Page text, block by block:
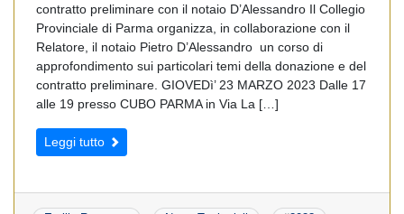
contratto preliminare con il notaio D’Alessandro Il Collegio
Provinciale di Parma organizza, in collaborazione con il
Relatore, il notaio Pietro D’Alessandro un corso di
approfondimento sui particolari temi della donazione e del
contratto preliminare. GIOVEDì’ 23 MARZO 2023 Dalle 17
alle 19 presso CUBO PARMA in Via La […]
Leggi tutto